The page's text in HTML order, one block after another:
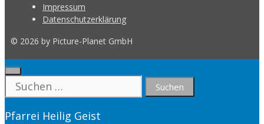
Impressum
Datenschutzerklärung
© 2026 by Picture-Planet GmbH
Close
Suche
nach:
Pfarrei Heilig Geist